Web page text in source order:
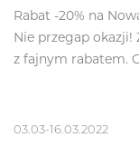
Rabat -20% na
Nie przegap
z fajnym rabatem.
03.03-16.03.2022